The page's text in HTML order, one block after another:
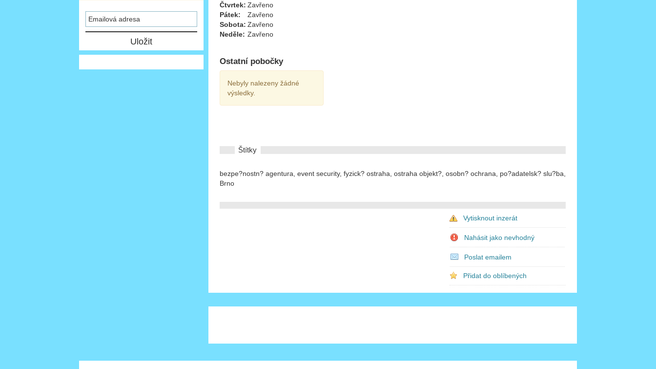
Čtvrtek: Zavřeno
Pátek:
Zavřeno
Sobota: Zavřeno
Neděle: Zavřeno
Ostatní pobočky
Nebyly nalezeny žádné
výsledky.
Štítky
bezpe?nostn? agentura, event security, fyzick? ostraha, ostraha objekt?, osobn? ochrana, po?adatelsk? slu?ba,
Brno
Vytisknout inzerát
Nahásit jako nevhodný
Poslat emailem
Přidat do oblíbených